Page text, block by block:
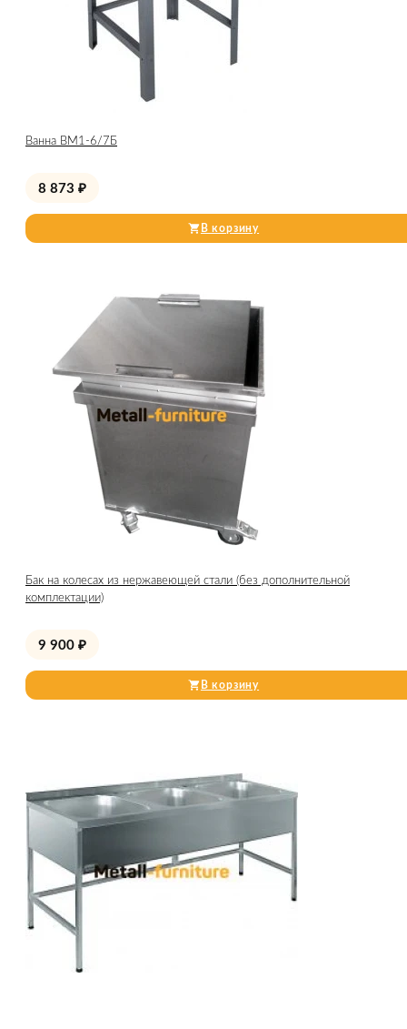
Ванна ВМ1-6/7Б
8 873 ₽
В корзину
Бак на колесах из нержавеющей стали (без дополнительной
комплектации)
9 900 ₽
В корзину